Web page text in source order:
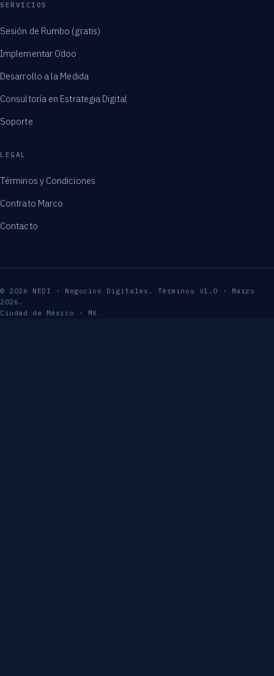
SERVICIOS
Sesión de Rumbo (gratis)
Implementar Odoo
Desarrollo a la Medida
Consultoría en Estrategia Digital
Soporte
LEGAL
Términos y Condiciones
Contrato Marco
Contacto
© 2026 NEDI · Negocios Digitales. Términos v1.0 · Marzo
2026.
Ciudad de México · MX